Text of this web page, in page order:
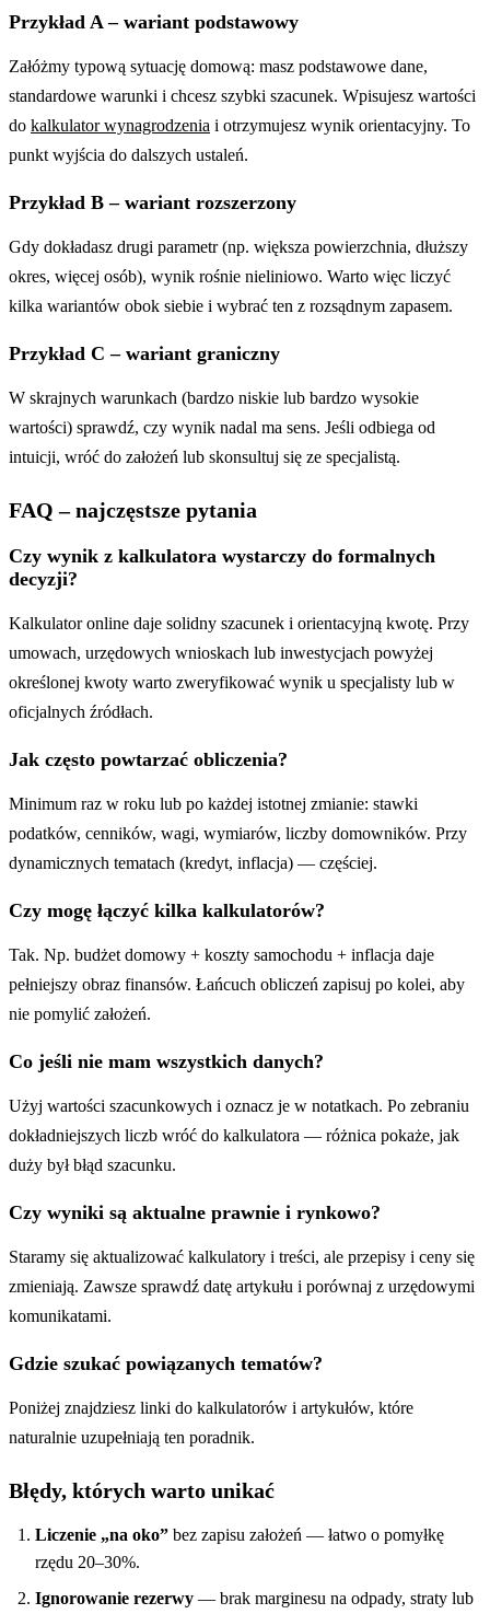
Przykład A – wariant podstawowy
Załóżmy typową sytuację domową: masz podstawowe dane,
standardowe warunki i chcesz szybki szacunek. Wpisujesz wartości
do kalkulator wynagrodzenia i otrzymujesz wynik orientacyjny. To
punkt wyjścia do dalszych ustaleń.
Przykład B – wariant rozszerzony
Gdy dokładasz drugi parametr (np. większa powierzchnia, dłuższy
okres, więcej osób), wynik rośnie nieliniowo. Warto więc liczyć
kilka wariantów obok siebie i wybrać ten z rozsądnym zapasem.
Przykład C – wariant graniczny
W skrajnych warunkach (bardzo niskie lub bardzo wysokie
wartości) sprawdź, czy wynik nadal ma sens. Jeśli odbiega od
intuicji, wróć do założeń lub skonsultuj się ze specjalistą.
FAQ – najczęstsze pytania
Czy wynik z kalkulatora wystarczy do formalnych
decyzji?
Kalkulator online daje solidny szacunek i orientacyjną kwotę. Przy
umowach, urzędowych wnioskach lub inwestycjach powyżej
określonej kwoty warto zweryfikować wynik u specjalisty lub w
oficjalnych źródłach.
Jak często powtarzać obliczenia?
Minimum raz w roku lub po każdej istotnej zmianie: stawki
podatków, cenników, wagi, wymiarów, liczby domowników. Przy
dynamicznych tematach (kredyt, inflacja) — częściej.
Czy mogę łączyć kilka kalkulatorów?
Tak. Np. budżet domowy + koszty samochodu + inflacja daje
pełniejszy obraz finansów. Łańcuch obliczeń zapisuj po kolei, aby
nie pomylić założeń.
Co jeśli nie mam wszystkich danych?
Użyj wartości szacunkowych i oznacz je w notatkach. Po zebraniu
dokładniejszych liczb wróć do kalkulatora — różnica pokaże, jak
duży był błąd szacunku.
Czy wyniki są aktualne prawnie i rynkowo?
Staramy się aktualizować kalkulatory i treści, ale przepisy i ceny się
zmieniają. Zawsze sprawdź datę artykułu i porównaj z urzędowymi
komunikatami.
Gdzie szukać powiązanych tematów?
Poniżej znajdziesz linki do kalkulatorów i artykułów, które
naturalnie uzupełniają ten poradnik.
Błędy, których warto unikać
Liczenie „na oko” bez zapisu założeń — łatwo o pomyłkę
rzędu 20–30%.
Ignorowanie rezerwy — brak marginesu na odpady, straty lub